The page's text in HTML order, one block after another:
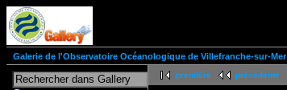
Galerie de l'Observatoire Océanologique de Villefranche-sur-Mer
première précédente